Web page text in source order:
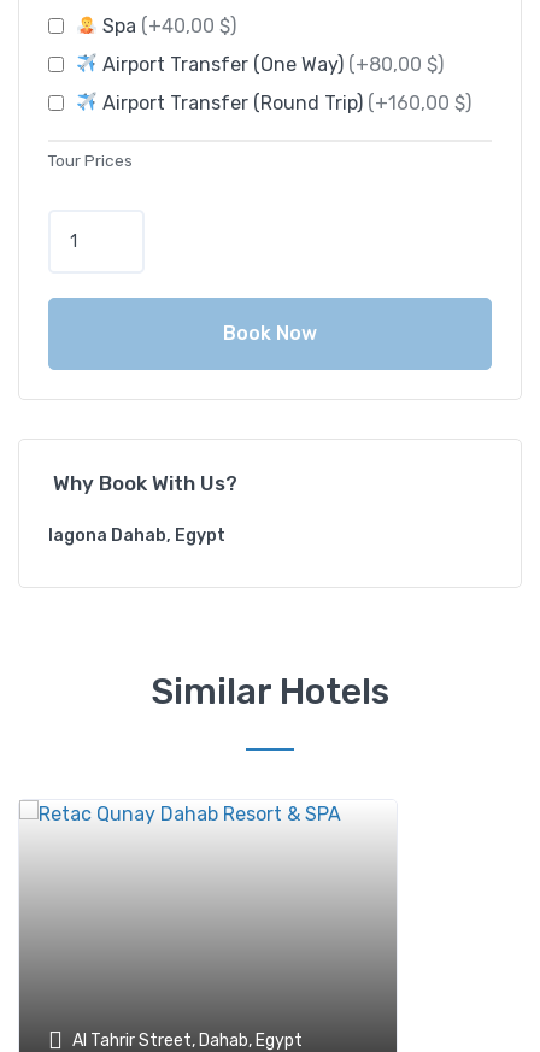
Spa (+40,00 $)
Airport Transfer (One Way) (+80,00 $)
Airport Transfer (Round Trip) (+160,00 $)
Tour Prices
Book Now
Why Book With Us?
lagona Dahab, Egypt
Similar Hotels
Al Tahrir Street, Dahab, Egypt